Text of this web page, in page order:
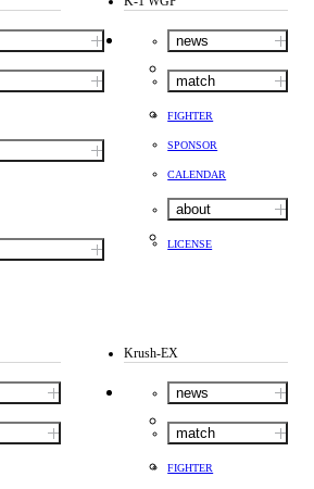
news
match
FIGHTER
SPONSOR
CALENDAR
about
LICENSE
Krush-EX
news
match
FIGHTER